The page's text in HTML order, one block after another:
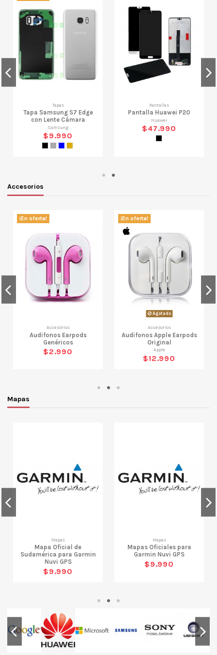
Tapas
Tapa Samsung S7 Edge
con Lente Cámara
Samsung
$9.990
Negro
GrisAzulDorado
Pantallas
Pantalla Huawei P20
Huawei
$47.990
Negro
Accesorios
¡En oferta!
Accesorios
Audifonos Earpods
Genéricos
$2.990
¡En oferta!
Agotado
Accesorios
Audifonos Apple Earpods
Original
Apple
$12.990
Mapas
Mapas
Mapa Oficial de
Sudamérica para Garmin
Nuvi GPS
$9.990
Mapas
Mapas Oficiales para
Garmin Nuvi GPS
$9.990